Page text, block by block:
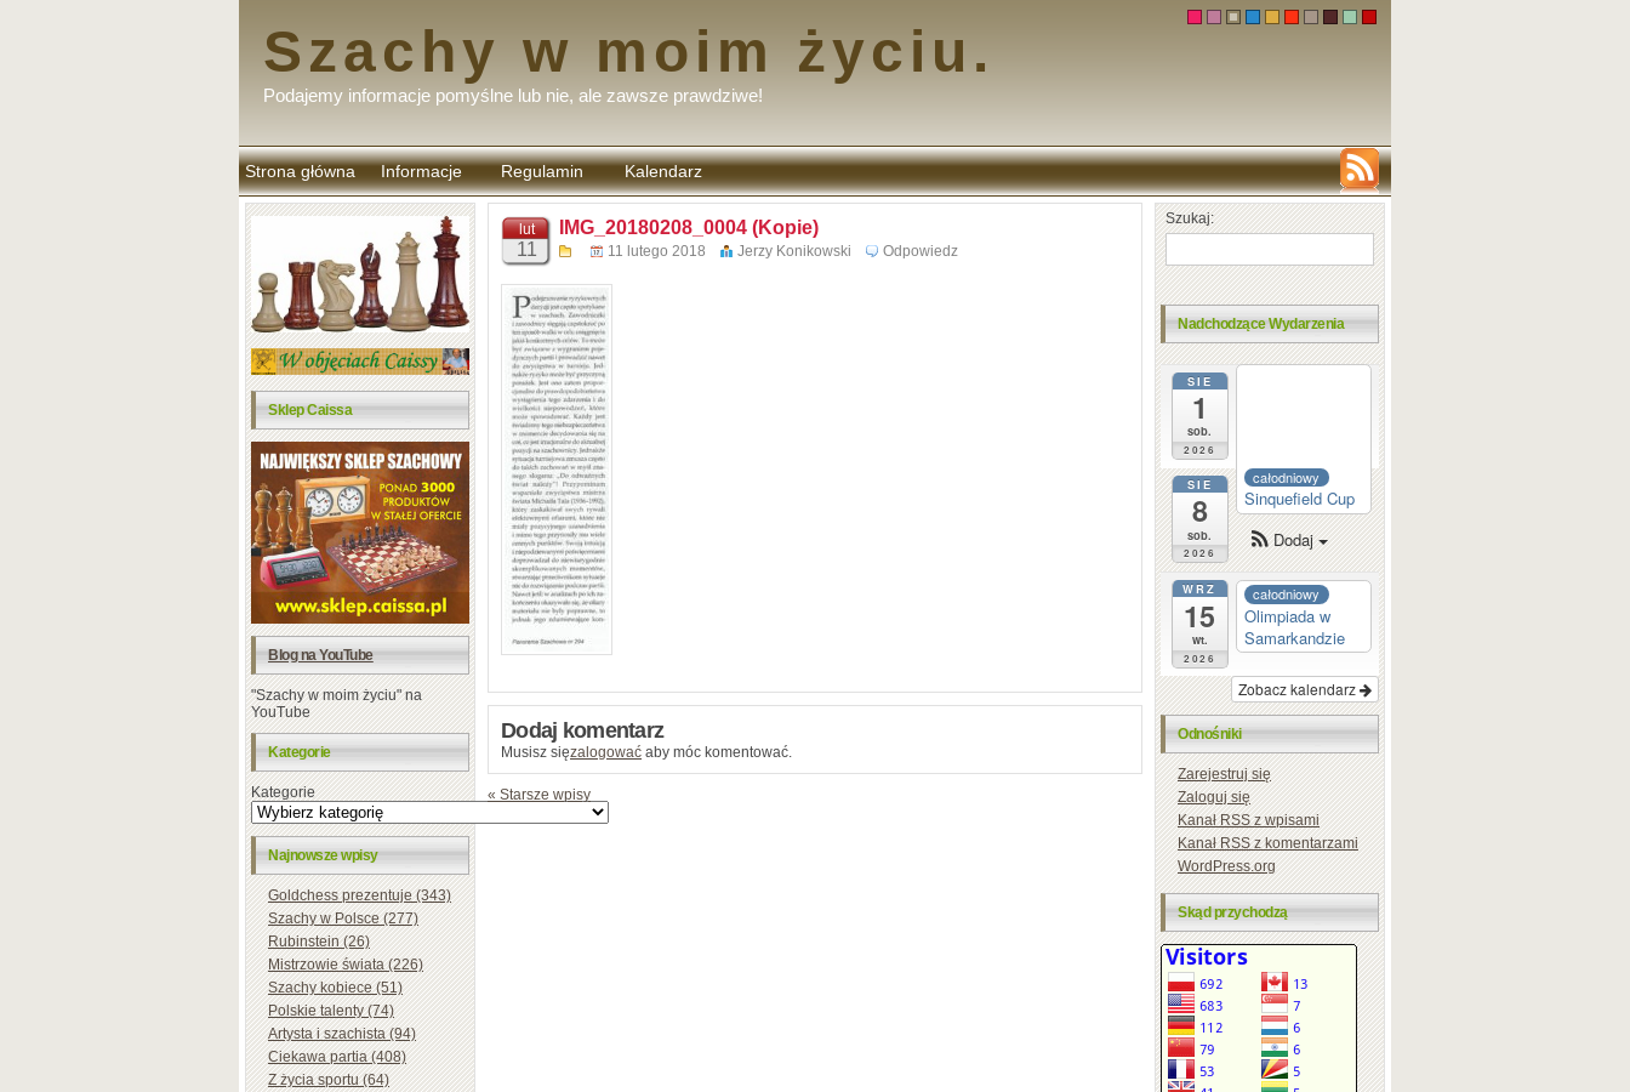
Szachy w moim życiu.
Podajemy informacje pomyślne lub nie, ale zawsze prawdziwe!
Strona główna Informacje Regulamin
komentarzy
Kalendarz
Sklep Caissa
Blog na YouTube
"Szachy w moim życiu" na
YouTube
Kategorie
Kategorie
Najnowsze wpisy
Goldchess prezentuje (343)
Szachy w Polsce (277)
Rubinstein (26)
Mistrzowie świata (226)
Szachy kobiece (51)
Polskie talenty (74)
Artysta i szachista (94)
Ciekawa partia (408)
Z życia sportu (64)
lut
11
IMG_20180208_0004 (Kopie)
11 lutego 2018 Jerzy Konikowski Odpowiedz
Dodaj komentarz
Musisz sięzalogować aby móc komentować.
« Starsze wpisy
Szukaj:
Nadchodzące Wydarzenia
SIE
1
sob.
2026
SIE
8
sob.
2026
całodniowy
Sinquefield Cup
WRZ
15
wt.
2026
całodniowy
Olimpiada w
Samarkandzie
Zobacz kalendarz
Dodaj
Odnośniki
Zarejestruj się
Zaloguj się
KanałRSSz wpisami
KanałRSSz komentarzami
WordPress.org
Skąd przychodzą